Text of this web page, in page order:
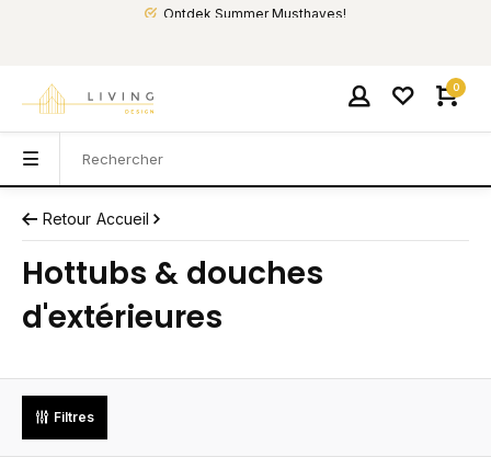
Ontdek Summer Musthaves!
0
Retour Accueil
Hottubs & douches
d'extérieures
Filtres